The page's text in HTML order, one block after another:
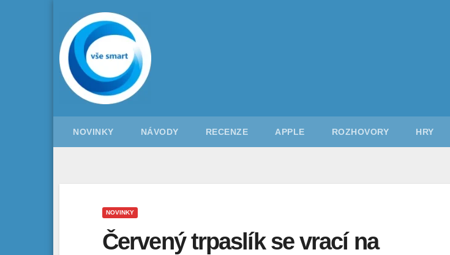
content
NOVINKY NÁVODY RECENZE APPLE ROZHOVORY HRY
NOVINKY
Červený trpaslík se vrací na